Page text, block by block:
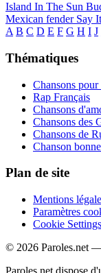
Island In The Sun
Mexican fender Say
A B C D E F G H I J
Thématiques
Chansons
Rap Français
Chansons
Chansons des
Chansons de
Chanson
Plan de site
Mentions
Paramètres
Cookie Settings
© 2026 Paroles.net